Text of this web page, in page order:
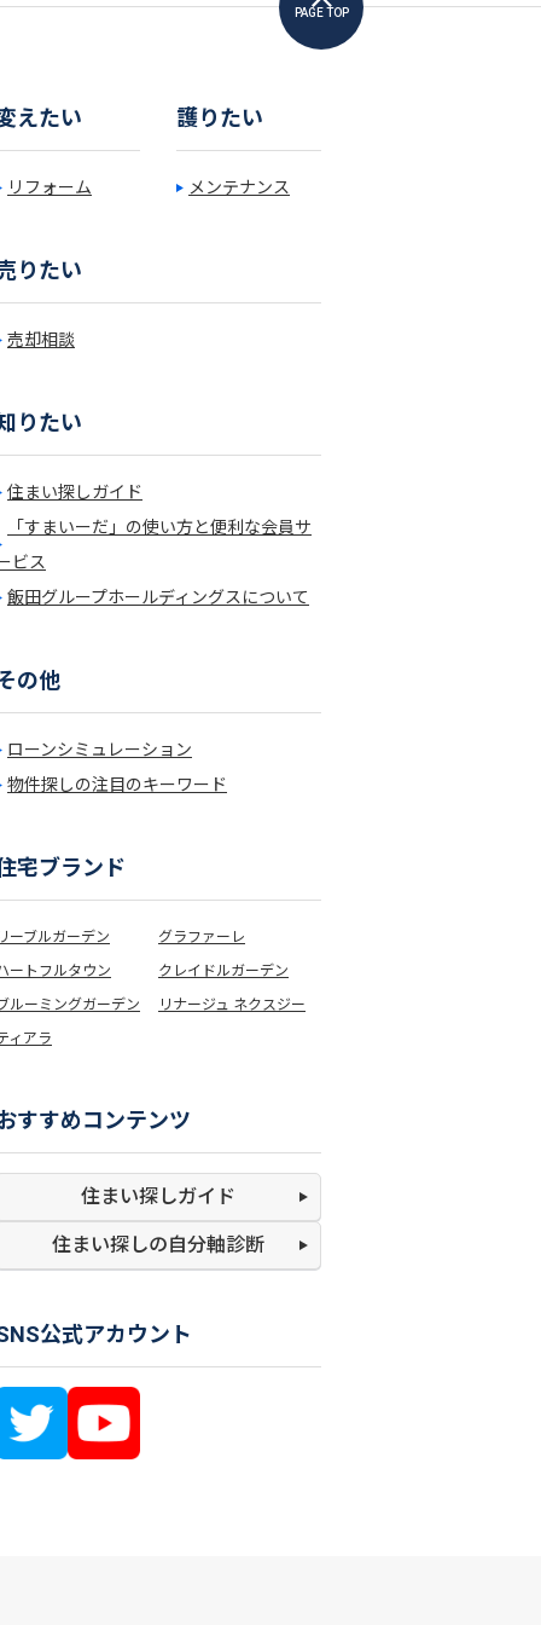
PAGE TOP
えたい
リフォーム
護りたい
メンテナンス
りたい
売却相談
りたい
住まい探しガイド
「すまいーだ」の使い方と便利な会員サ
ビス
飯田グループホールディングスについて
の他
ローンシミュレーション
物件探しの注目のキーワード
宅ブランド
ーブルガーデン
グラファーレ
ートフルタウン
クレイドルガーデン
ルーミングガーデン
リナージュ ネクスジー
ィアラ
すすめコンテンツ
住まい探しガイド
住まい探しの自分軸診断
公式アカウント